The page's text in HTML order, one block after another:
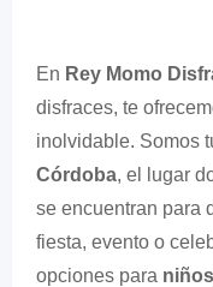
En Rey Momo
disfraces, te
inolvidable. Somos
Córdoba, el lugar
se encuentran para
fiesta, evento o
opciones para